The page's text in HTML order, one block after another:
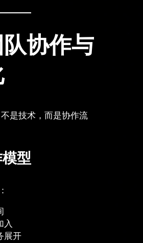
协作与
是技术，而是协作流
型
入
展开